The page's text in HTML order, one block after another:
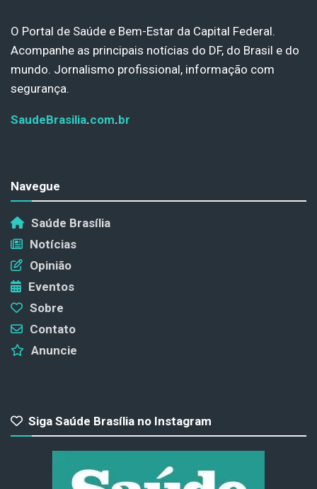
O Portal de Saúde e Bem-Estar da Capital Federal.
Acompanhe as principais notícias do DF, do Brasil e do
mundo. Jornalismo profissional, informação com
segurança.
SaudeBrasilia.com.br
Navegue
Saúde Brasília
Notícias
Opinião
Eventos
Sobre
Contato
Anuncie
Siga Saúde Brasília no Instagram